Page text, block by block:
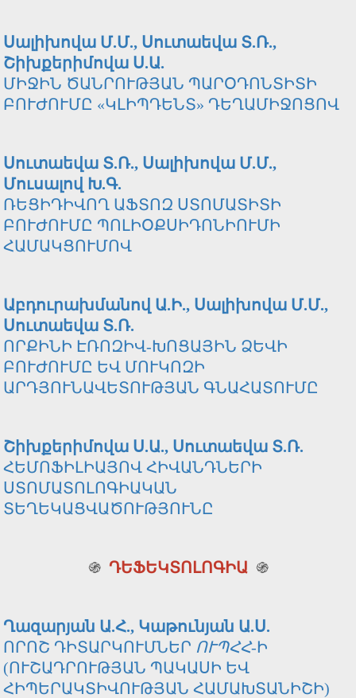
Սալիխովա Մ.Մ., Սուտաեվա Տ.Ռ.,
Շիխքերիմովա Ս.Ա.
ՄԻՋԻՆ ԾԱՆՐՈՒԹՅԱՆ ՊԱՐՕԴՈՆՏԻՏԻ
ԲՈՒԺՈՒՄԸ «ԿԼԻՊԴԵՆՏ» ԴԵՂԱՄԻՋՈՑՈՎ
Սուտաեվա Տ.Ռ., Սալիխովա Մ.Մ.,
Մուսալով Խ.Գ.
ՌԵՑԻԴԻՎՈՂ ԱՖՏՈԶ ՍՏՈՄԱՏԻՏԻ
ԲՈՒԺՈՒՄԸ ՊՈԼԻՕՔՍԻԴՈՆԻՈՒՄԻ
ՀԱՄԱԿՑՈՒՄՈՎ
Աբդուրախմանով Ա.Ի., Սալիխովա Մ.Մ.,
Սուտաեվա Տ.Ռ.
ՈՐՔԻՆԻ ԷՌՈԶԻՎ-ԽՈՑԱՅԻՆ ՁԵՎԻ
ԲՈՒԺՈՒՄԸ ԵՎ ՄՈՒԿՈԶԻ
ԱՐԴՅՈՒՆԱՎԵՏՈՒԹՅԱՆ ԳՆԱՀԱՏՈՒՄԸ
Շիխքերիմովա Ս.Ա., Սուտաեվա Տ.Ռ.
ՀԵՄՈՖԻԼԻԱՅՈՎ ՀԻՎԱՆԴՆԵՐԻ
ՍՏՈՄԱՏՈԼՈԳԻԱԿԱՆ
ՏԵՂԵԿԱՑՎԱԾՈՒԹՅՈՒՆԸ
֍ ԴԵՖԵԿՏՈԼՈԳԻԱ ֍
Ղազարյան Ա.Հ., Կաթունյան Ա.Ս.
ՈՐՈՇ ԴԻՏԱՐԿՈՒՄՆԵՐ ՈՒՊՀՀ-Ի
(ՈՒՇԱԴՐՈՒԹՅԱՆ ՊԱԿԱՍԻ ԵՎ
ՀԻՊԵՐԱԿՏԻՎՈՒԹՅԱՆ ՀԱՄԱԽՏԱՆԻՇԻ)